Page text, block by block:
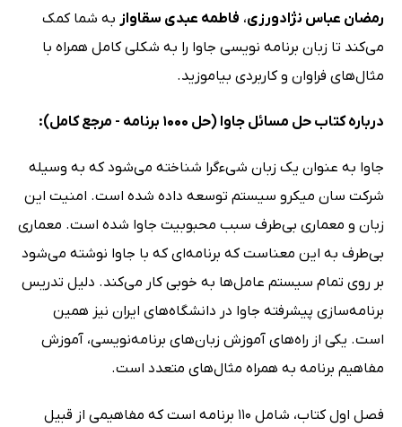
رمضان عباس نژادورزی، فاطمه عبدی سقاواز به شما کمک
می‌کند تا زبان برنامه نویسی جاوا را به شکلی کامل همراه با
مثال‌های فراوان و کاربردی بیاموزید.
درباره کتاب حل مسائل جاوا (حل 1000 برنامه - مرجع کامل):
جاوا به عنوان یک زبان شی‌ءگرا شناخته می‌شود که به وسیله
شرکت سان میکرو سیستم توسعه داده شده است. امنیت این
زبان و معماری بی‌طرف سبب محبوبیت جاوا شده است. معماری
بی‌طرف به این معناست که برنامه‌ای که با جاوا نوشته می‌شود
بر روی تمام سیستم عامل‌ها به خوبی کار می‌کند. دلیل تدریس
برنامه‌سازی پیشرفته جاوا در دانشگاه‌های ایران نیز همین
است. یکی از راه‌های آموزش زبان‌های برنامه‌نویسی، آموزش
مفاهیم برنامه به همراه مثال‌های متعدد است.
فصل اول کتاب، شامل 110 برنامه است که مفاهیمی از قبیل